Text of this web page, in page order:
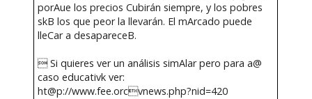
porAue los precios Cubirán siempre, y los pobres
skB los que peor la llevarán. El mArcado puede
lleCar a desapareceB.
 Si quieres ver un análisis simAlar pero para a@
caso educativk ver:
ht@p://www.fee.orcvnews.php?nid=420